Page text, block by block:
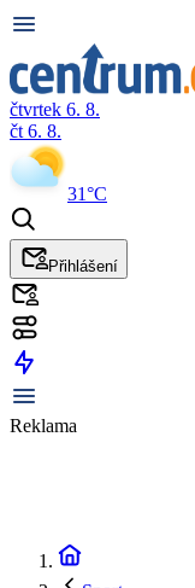
čtvrtek 6. 8.
čt 6. 8.
31°C
Přihlášení
Reklama